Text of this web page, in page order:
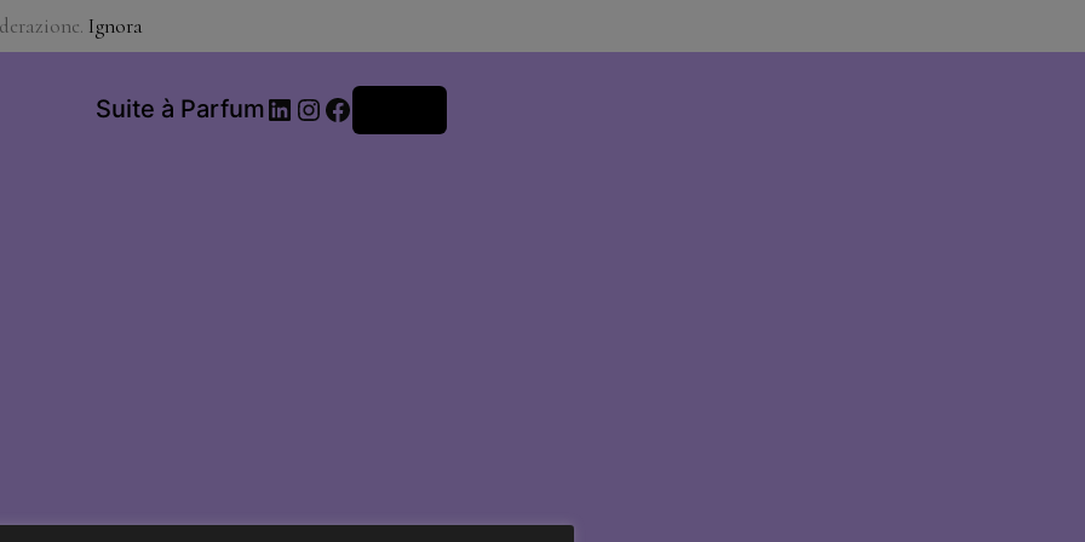
Ignora
Suite à ParfumLinkedIn
Instagram
Facebook